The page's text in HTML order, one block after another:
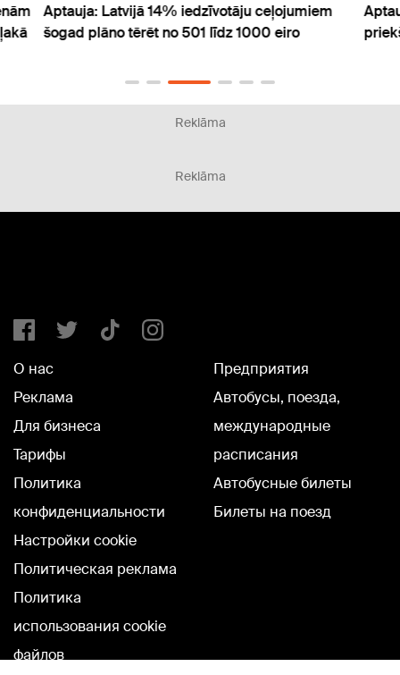
Aptauja: Latvijā 14% iedzīvotāju ceļojumiem
šogad plāno tērēt no 501 līdz 1000 eiro
Reklāma
Reklāma
О нас
Реклама
Для бизнеса
Тарифы
Политика
конфиденциальности
Настройки cookie
Политическая реклама
Политика
использования cookie
файлов
Предприятия
Автобусы, поезда,
международные
расписания
Автобусные билеты
Билеты на поезд